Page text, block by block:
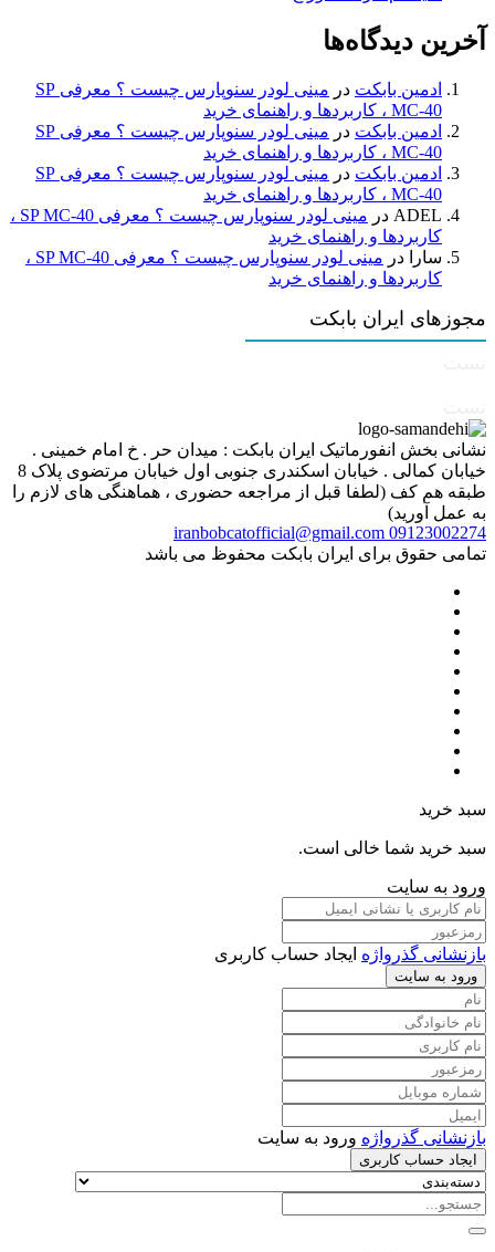
آخرین دیدگاه‌ها
ادمین بابکت در
مینی لودر سنوپارس چیست ؟ معرفی SP
MC-40 ، کاربردها و راهنمای خرید
ادمین بابکت در
مینی لودر سنوپارس چیست ؟ معرفی SP
MC-40 ، کاربردها و راهنمای خرید
ادمین بابکت در
مینی لودر سنوپارس چیست ؟ معرفی SP
MC-40 ، کاربردها و راهنمای خرید
ADEL در
مینی لودر سنوپارس چیست ؟ معرفی SP MC-40 ،
کاربردها و راهنمای خرید
سارا
در
مینی لودر سنوپارس چیست ؟ معرفی SP MC-40 ،
کاربردها و راهنمای خرید
مجوزهای ایران بابکت
نشانی بخش انفورماتیک ایران بابکت : میدان حر . خ امام خمینی .
خیابان کمالی . خیابان اسکندری جنوبی اول خیابان مرتضوی پلاک 8
طبقه هم کف (لطفا قبل از مراجعه حضوری ، هماهنگی های لازم را
به عمل آورید)
09123002274
iranbobcatofficial@gmail.com
تمامی حقوق برای ایران بابکت محفوظ می باشد
سبد خرید
سبد خرید شما خالی است.
ورود به سایت
بازنشانی گذرواژه ایجاد حساب کاربری
ورود به سایت
بازنشانی گذرواژه ورود به سایت
ایجاد حساب کاربری